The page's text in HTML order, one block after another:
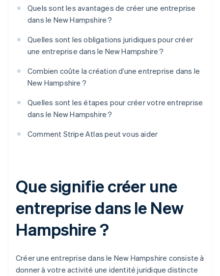
Quels sont les avantages de créer une entreprise
dans le New Hampshire ?
Quelles sont les obligations juridiques pour créer
une entreprise dans le New Hampshire ?
Combien coûte la création d’une entreprise dans le
New Hampshire ?
Quelles sont les étapes pour créer votre entreprise
dans le New Hampshire ?
Comment Stripe Atlas peut vous aider
Que signifie créer une
entreprise dans le New
Hampshire ?
Créer une entreprise dans le New Hampshire consiste à
donner à votre activité une identité juridique distincte